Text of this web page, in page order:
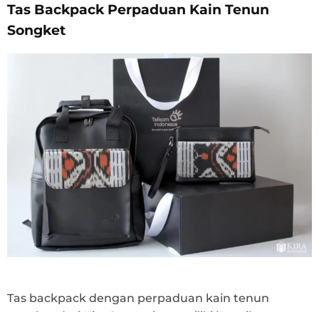
Tas Backpack Perpaduan Kain Tenun
Songket
Tas backpack dengan perpaduan kain tenun